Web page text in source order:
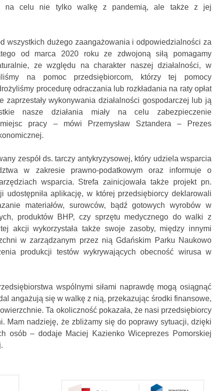
na celu nie tylko walkę z pandemią, ale także z jej
wszystkich dużego zaangażowania i odpowiedzialności za
od marca 2020 roku ze zdwojoną siłą pomagamy
ze względu na charakter naszej działalności, w
na pomoc przedsiębiorcom, którzy tej pomocy
procedurę odraczania lub rozkładania na raty opłat
zaprzestały wykonywania działalności gospodarczej lub ją
nasze działania miały na celu zabezpieczenie
pracy – mówi Przemysław Sztandera – Prezes
zespół ds. tarczy antykryzysowej, który udziela wsparcia
w zakresie prawno-podatkowym oraz informuje o
wsparcia. Strefa zainicjowała także projekt pn.
udostępniła aplikację, w której przedsiębiorcy deklarowali
materiałów, surowców, bądź gotowych wyrobów w
produktów BHP, czy sprzętu medycznego do walki z
akcji wykorzystała także swoje zasoby, między innymi
w zarządzanym przez nią Gdańskim Parku Naukowo
produkcji testów wykrywających obecność wirusa w
wspólnymi siłami naprawdę mogą osiągnąć
angażują się w walkę z nią, przekazując środki finansowe,
Ta okoliczność pokazała, że nasi przedsiębiorcy
Mam nadzieję, że zbliżamy się do poprawy sytuacji, dzięki
osób – dodaje Maciej Kazienko Wiceprezes Pomorskiej